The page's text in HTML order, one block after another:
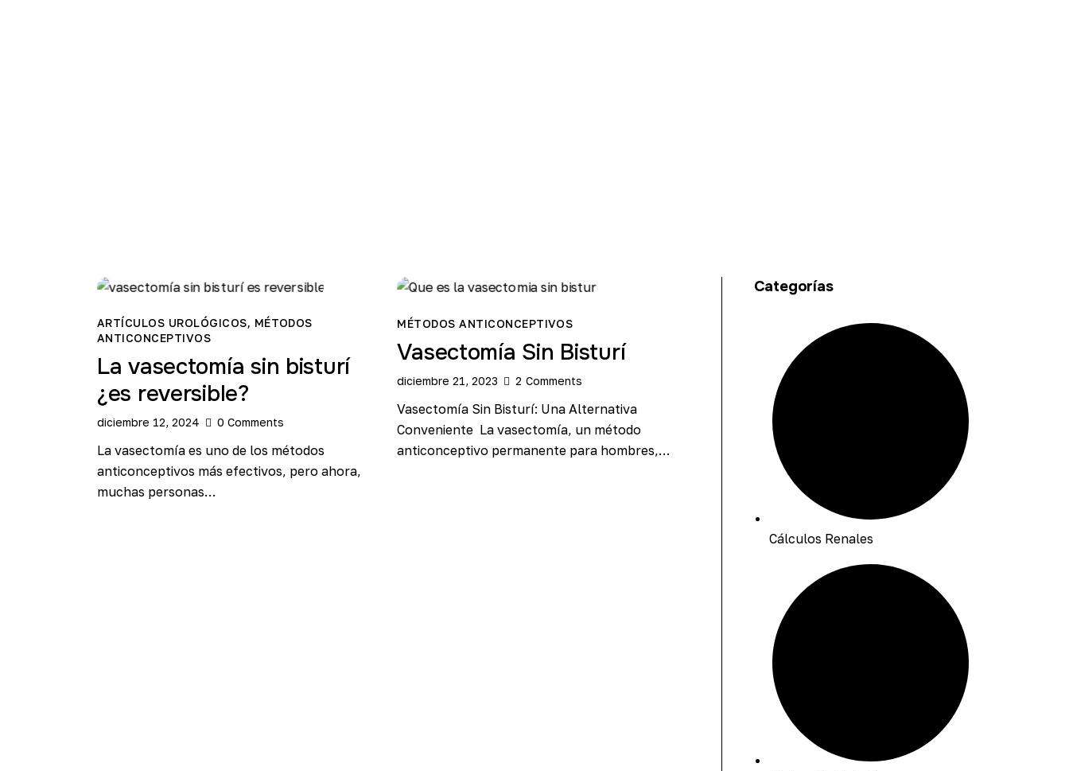
ARTÍCULOS UROLÓGICOS, MÉTODOS
ANTICONCEPTIVOS
La vasectomía sin bisturí
¿es reversible?
diciembre 12, 2024 0 Comments
La vasectomía es uno de los métodos
anticonceptivos más efectivos, pero ahora,
muchas personas…
MÉTODOS ANTICONCEPTIVOS
Vasectomía Sin Bisturí
diciembre 21, 2023 2 Comments
Vasectomía Sin Bisturí: Una Alternativa
Conveniente La vasectomía, un método
anticonceptivo permanente para hombres,…
Categorías
Cálculos Renales